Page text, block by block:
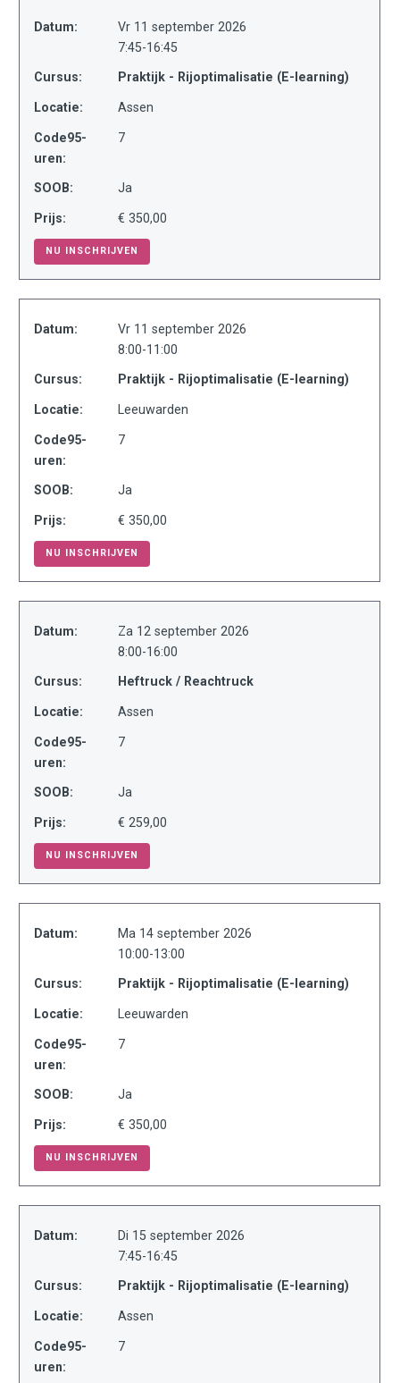
Datum:
Vr 11 september 2026
7:45-16:45
Cursus: Praktijk - Rijoptimalisatie (E-learning)
Locatie: Assen
Code95-
uren:
7
SOOB: Ja
Prijs: € 350,00
NU INSCHRIJVEN
Datum:
Vr 11 september 2026
8:00-11:00
Cursus: Praktijk - Rijoptimalisatie (E-learning)
Locatie: Leeuwarden
Code95-
uren:
7
SOOB: Ja
Prijs: € 350,00
NU INSCHRIJVEN
Datum:
Za 12 september 2026
8:00-16:00
Cursus: Heftruck / Reachtruck
Locatie: Assen
Code95-
uren:
7
SOOB: Ja
Prijs: € 259,00
NU INSCHRIJVEN
Datum:
Ma 14 september 2026
10:00-13:00
Cursus: Praktijk - Rijoptimalisatie (E-learning)
Locatie: Leeuwarden
Code95-
uren:
7
SOOB: Ja
Prijs: € 350,00
NU INSCHRIJVEN
Datum:
Di 15 september 2026
7:45-16:45
Cursus: Praktijk - Rijoptimalisatie (E-learning)
Locatie: Assen
Code95-
uren:
7